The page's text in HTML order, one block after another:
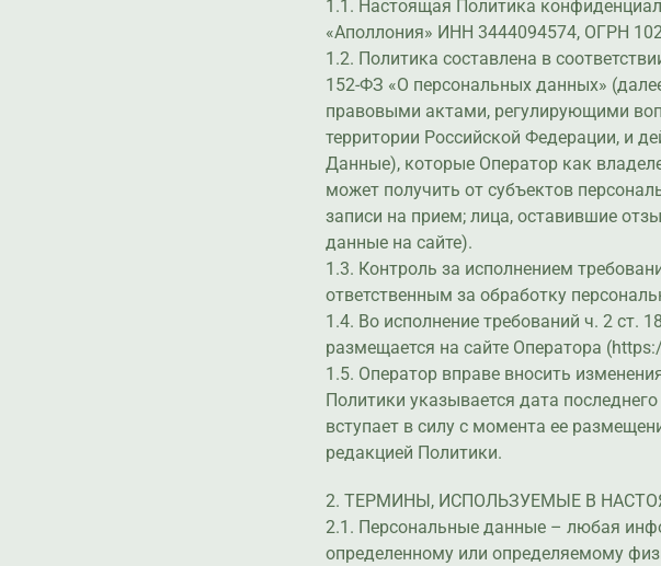
1.1. Настоящая Политика
«Аполлония» ИНН 3444094574, ОГРН
1.2. Политика составлена в
152-ФЗ «О персональных данных»
правовыми актами, регулирующими
территории Российской Федерации, и
Данные), которые Оператор как
может получить от субъектов
записи на прием; лица, оставившие
данные на сайте).
1.3. Контроль за исполнением
ответственным за обработку
1.4. Во исполнение требований ч. 2 ст.
размещается на сайте Оператора
1.5. Оператор вправе вносить
Политики указывается дата
вступает в силу с момента ее
редакцией Политики.
2. ТЕРМИНЫ, ИСПОЛЬЗУЕМЫЕ В
2.1. Персональные данные – любая
определенному или определяемому